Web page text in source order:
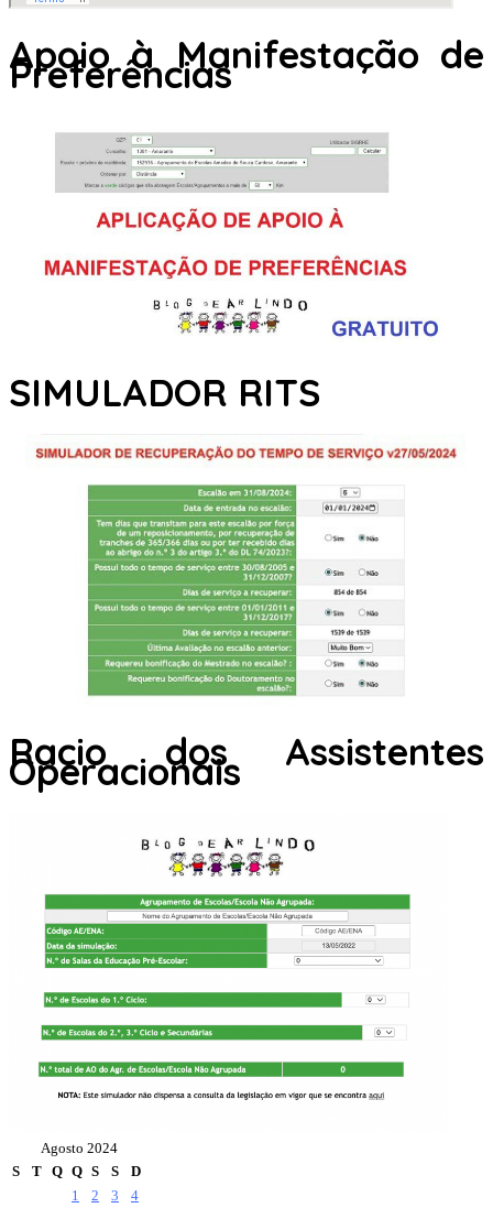
Apoio à Manifestação de
Preferências
SIMULADOR RITS
Racio dos Assistentes
Operacionais
Agosto 2024
S
T Q Q S S
D
1
2 3 4